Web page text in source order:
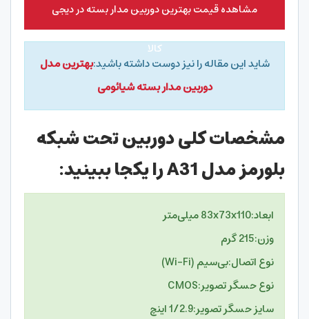
مشاهده قیمت بهترین دوربین مدار بسته در دیجی
کالا
شاید این مقاله را نیز دوست داشته باشید:بهترین مدل
دوربین مدار بسته شیائومی
مشخصات کلی دوربین تحت شبکه
بلورمز مدل A31 را یکجا ببینید:
ابعاد:83x73x110 میلی‌متر
وزن:215 گرم
نوع اتصال:بی‌سیم (Wi-Fi)
نوع حسگر تصویر:CMOS
سایز حسگر تصویر:1/2.9 اینچ